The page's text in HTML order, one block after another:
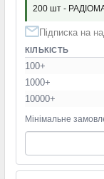
200 шт -
Підписка на
КІЛЬКІСТЬ
100+
1000+
10000+
Мінімальне